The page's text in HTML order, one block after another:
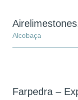
Alcobaça
Farpedra –